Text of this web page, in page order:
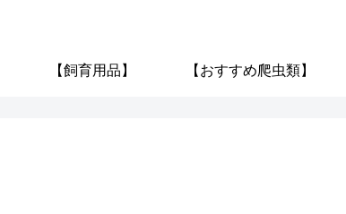
【飼育用品】 【おすすめ爬虫類】